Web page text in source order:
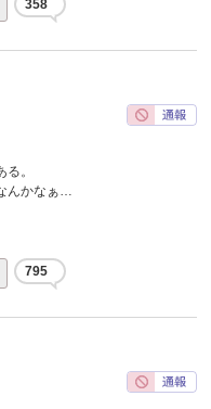
358
。
んかなぁ…
795